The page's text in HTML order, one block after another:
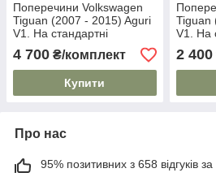
Поперечини Volkswagen
Tiguan (2007 - 2015) Aguri
V1. На стандартні
рейлінги. Чорні
4 700 ₴/комплект
Купити
Tiguan
V1. На
2 400
Про нас
95% позитивних з 658 відгуків за